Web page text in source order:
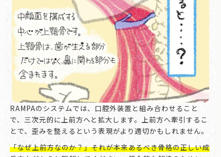
RAMPAのシステムでは、口腔外装置と組み合わせること
で、三次元的に上前方へと拡大します。上前方へ牽引するこ
とで、歪みを整えるという表現がより適切かもしれません。
「なぜ上前方なのか？」それが本来あるべき骨格の正しい成